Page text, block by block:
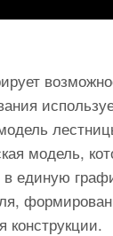
модель,
в единую
конструкции.